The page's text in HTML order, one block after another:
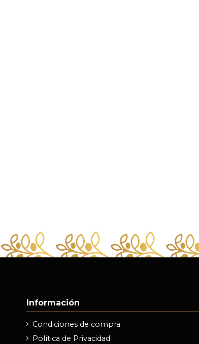
Información
Condiciones de compra
Política de Privacidad